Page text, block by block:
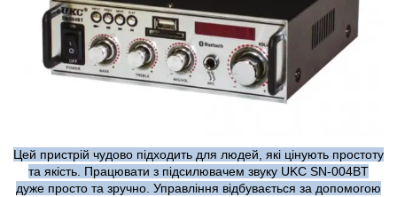
Цей пристрій чудово підходить для людей, які цінують простоту
та якість. Працювати з підсилювачем звуку UKC SN-004BT
дуже просто та зручно. Управління відбувається за допомогою